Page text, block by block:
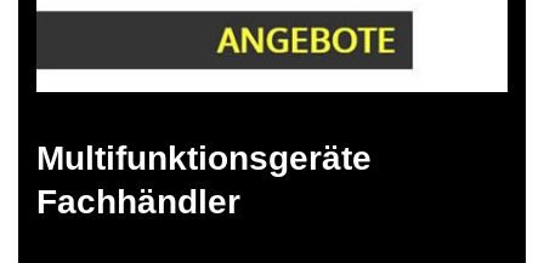
Multifunktionsgeräte
Fachhändler